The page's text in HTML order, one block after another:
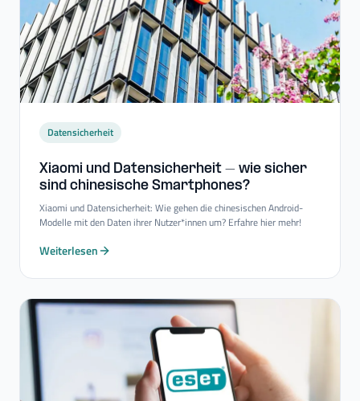
Datensicherheit
Xiaomi und Datensicherheit – wie sicher
sind chinesische Smartphones?
Xiaomi und Datensicherheit: Wie gehen die chinesischen Android-
Modelle mit den Daten ihrer Nutzer*innen um? Erfahre hier mehr!
Weiterlesen